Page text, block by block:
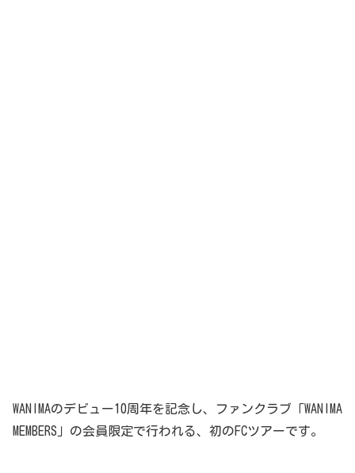
WANIMAのデビュー10周年を記念し、ファンクラブ「WANIMA
MEMBERS」の会員限定で行われる、初のFCツアーです。